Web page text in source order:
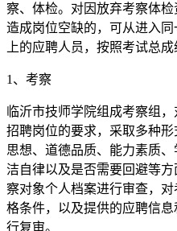
察、体检。对因放弃考察体
造成岗位空缺的，可从进入
上的应聘人员，按照考试总成
1、考察
临沂市技师学院组成考察组
招聘岗位的要求，采取多种
思想、道德品质、能力素质
洁自律以及是否需要回避等
察对象个人档案进行审查，
格条件，以及提供的应聘信
行复审。